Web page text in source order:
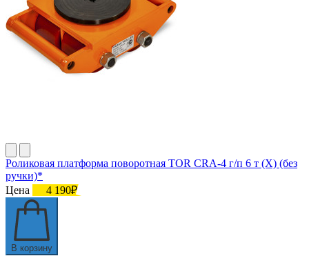
Роликовая платформа поворотная TOR CRA-4 г/п 6 т (X) (без
ручки)*
Цена
4 190₽
В корзину